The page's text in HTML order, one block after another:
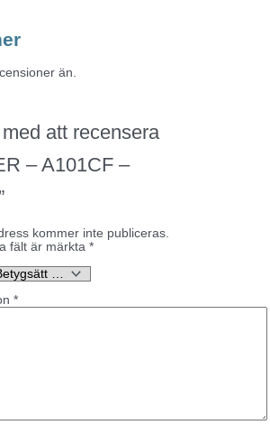
än.
att recensera
– A101CF –
kommer inte publiceras.
fält är märkta *
*